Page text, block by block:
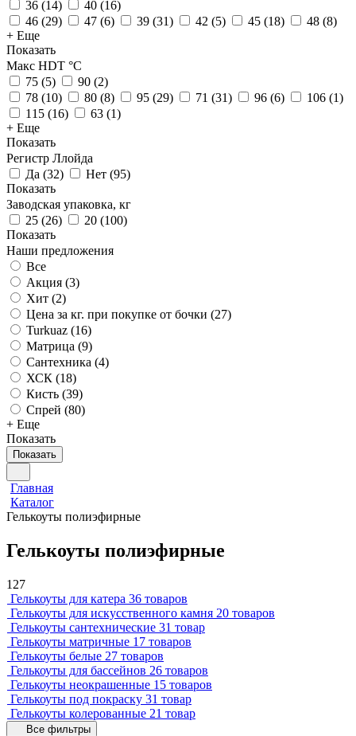
36 (14) 40 (16)
46 (29) 47 (6) 39 (31) 42 (5) 45 (18) 48 (8)
+ Еще
Показать
Макс HDT °С
75 (5) 90 (2)
78 (10) 80 (8) 95 (29) 71 (31) 96 (6) 106 (1)
115 (16) 63 (1)
+ Еще
Показать
Регистр Ллойда
Да (32) Нет (95)
Показать
Заводская упаковка, кг
25 (26) 20 (100)
Показать
Наши предложения
Все
Акция (3)
Хит (2)
Цена за кг. при покупке от бочки (27)
Turkuaz (16)
Матрица (9)
Сантехника (4)
ХСК (18)
Кисть (39)
Спрей (80)
+ Еще
Показать
Показать
Главная
Каталог
Гелькоуты полиэфирные
Гелькоуты полиэфирные
127
Гелькоуты для катера 36 товаров
Гелькоуты для искусственного камня 20 товаров
Гелькоуты сантехнические 31 товар
Гелькоуты матричные 17 товаров
Гелькоуты белые 27 товаров
Гелькоуты для бассейнов 26 товаров
Гелькоуты неокрашенные 15 товаров
Гелькоуты под покраску 31 товар
Гелькоуты колерованные 21 товар
Все фильтры